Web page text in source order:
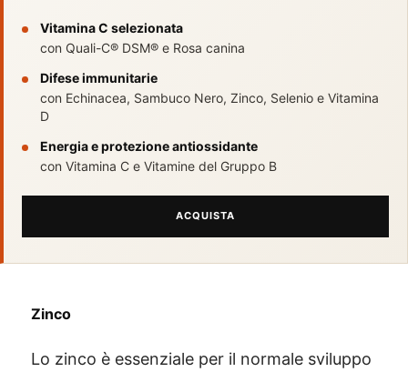
Vitamina C selezionata
con Quali-C® DSM® e Rosa canina
Difese immunitarie
con Echinacea, Sambuco Nero, Zinco, Selenio e Vitamina
D
Energia e protezione antiossidante
con Vitamina C e Vitamine del Gruppo B
ACQUISTA
Zinco
Lo zinco è essenziale per il normale sviluppo